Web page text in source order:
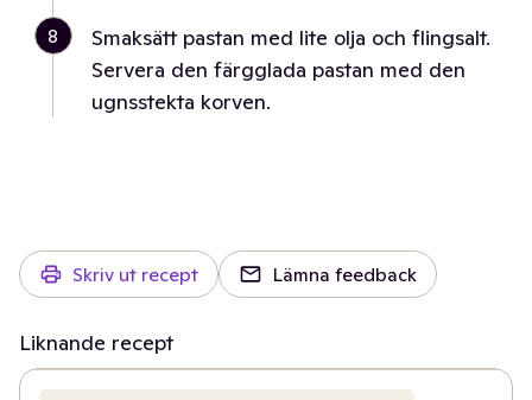
8
Smaksätt pastan med lite olja och flingsalt.
Servera den färgglada pastan med den
ugnsstekta korven.
Skriv ut recept Lämna feedback
Liknande recept